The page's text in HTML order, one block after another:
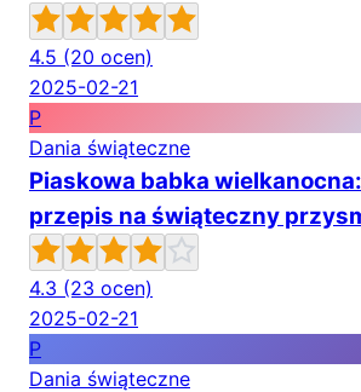
4.5 (20 ocen)
2025-02-21
P
Dania świąteczne
Piaskowa babka
przepis na świąteczny
4.3 (23 ocen)
2025-02-21
P
Dania świąteczne